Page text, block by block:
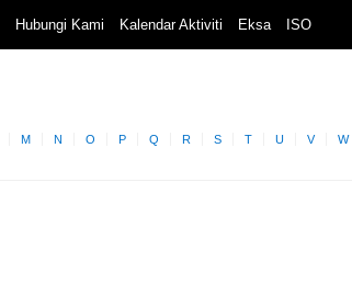
Hubungi Kami Kalendar Aktiviti Eksa ISO
M N O P Q R S T U V W